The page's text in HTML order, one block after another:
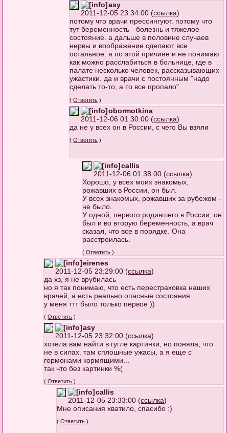
asy
2011-12-05 23:34:00 (ссылка)
потому что врачи прессингуют. потому что
тут беременность - болезнь и тяжелое
состояние. а дальше в половине случаев
нервы и воображение сделают все
остальное. я по этой причине и не понимаю
как можно расслабиться в больнице, где в
палате несколько человек, рассказывающих
ужастики. да и врачи с постоянным "надо
сделать то-то, а то все пропало".
(Ответить )
obormotkina
2011-12-06 01:30:00 (ссылка)
да не у всех он в России, с чего Вы взяли
(Ответить )
callis
2011-12-06 01:38:00 (ссылка)
Хорошо, у всех моих знакомых,
рожавших в России, он был.
У всех знакомых, рожавших за рубежом -
не было.
У одной, первого родившего в России, он
был и во вторую беременность, а врач
сказал, что все в порядке. Она
расстроилась.
(Ответить )
eirenes
2011-12-05 23:29:00 (ссылка)
да хз, я не врубилась
но я так понимаю, что есть перестраховка наших
врачей, а есть реально опасные состояния
у меня ттт было только первое ))
(Ответить )
asy
2011-12-05 23:32:00 (ссылка)
хотела вам найти в гугле картинки, но поняла, что
не в силах. там сплошные ужасы, а я еще с
гормонами кормящими...
так что без картинки %(
(Ответить )
callis
2011-12-05 23:33:00 (ссылка)
Мне описания хватило, спасибо :)
(Ответить )